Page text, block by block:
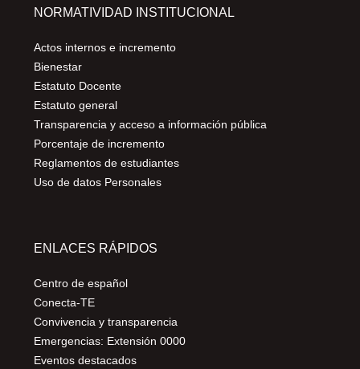
NORMATIVIDAD INSTITUCIONAL
Actos internos e incremento
Bienestar
Estatuto Docente
Estatuto general
Transparencia y acceso a información pública
Porcentaje de incremento
Reglamentos de estudiantes
Uso de datos Personales
ENLACES RÁPIDOS
Centro de español
Conecta-TE
Convivencia y transparencia
Emergencias: Extensión 0000
Eventos destacados